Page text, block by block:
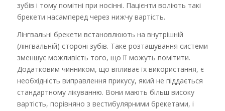
зубів і тому помітні при носінні. Пацієнти воліють такі
брекети насамперед через нижчу вартість.
Лінгвальні брекети встановлюють на внутрішній
(лінгвальній) стороні зубів. Таке розташування системи
зменшує можливість того, що її можуть помітити.
Додатковим чинником, що впливає їх використання, є
необхідність виправлення прикусу, який не піддається
стандартному лікуванню. Вони мають більш високу
вартість, порівняно з вестибулярними брекетами, і